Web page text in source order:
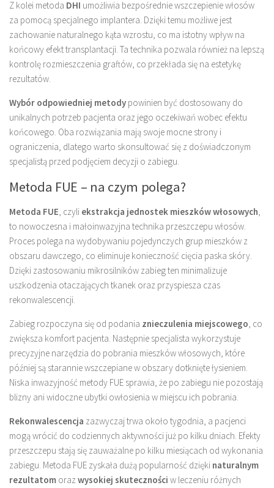
Z kolei metoda DHI umożliwia bezpośrednie wszczepienie włosów
za pomocą specjalnego implantera. Dzięki temu możliwe jest
zachowanie naturalnego kąta wzrostu, co ma istotny wpływ na
końcowy efekt transplantacji. Ta technika pozwala również na lepszą
kontrolę rozmieszczenia graftów, co przekłada się na estetykę
rezultatów.
Wybór odpowiedniej metody powinien być dostosowany do
unikalnych potrzeb pacjenta oraz jego oczekiwań wobec efektu
końcowego. Oba rozwiązania mają swoje mocne strony i
ograniczenia, dlatego warto skonsultować się z doświadczonym
specjalistą przed podjęciem decyzji o zabiegu.
Metoda FUE – na czym polega?
Metoda FUE, czyli ekstrakcja jednostek mieszków włosowych,
to nowoczesna i małoinwazyjna technika przeszczepu włosów.
Proces polega na wydobywaniu pojedynczych grup mieszków z
obszaru dawczego, co eliminuje konieczność cięcia paska skóry.
Dzięki zastosowaniu mikrosilników zabieg ten minimalizuje
uszkodzenia otaczających tkanek oraz przyspiesza czas
rekonwalescencji.
Zabieg rozpoczyna się od podania znieczulenia miejscowego, co
zwiększa komfort pacjenta. Następnie specjalista wykorzystuje
precyzyjne narzędzia do pobrania mieszków włosowych, które
później są starannie wszczepiane w obszary dotknięte łysieniem.
Niska inwazyjność metody FUE sprawia, że po zabiegu nie pozostają
blizny ani widoczne ubytki owłosienia w miejscu ich pobrania.
Rekonwalescencja zazwyczaj trwa około tygodnia, a pacjenci
mogą wrócić do codziennych aktywności już po kilku dniach. Efekty
przeszczepu stają się zauważalne po kilku miesiącach od wykonania
zabiegu. Metoda FUE zyskała dużą popularność dzięki naturalnym
rezultatom oraz wysokiej skuteczności w leczeniu różnych